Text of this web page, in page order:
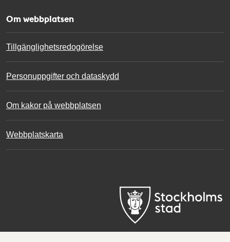
Om webbplatsen
Tillgänglighetsredogörelse
Personuppgifter och dataskydd
Om kakor på webbplatsen
Webbplatskarta